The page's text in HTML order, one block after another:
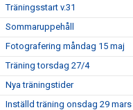
Träningsstart v.31
Sommaruppehåll
Fotografering måndag 15 maj
Träning torsdag 27/4
Nya träningstider
Inställd träning onsdag 29 mars